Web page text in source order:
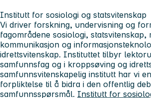
Institutt for sosiologi og statsvitenskap
Vi driver forskning, undervisning og
fagområdene sosiologi, statsvitenskap,
kommunikasjon og
idrettsvitenskap. Instituttet tilbyr
samfunnsfag og i kroppsøving og
samfunnsvitenskapelig institutt har vi
forpliktelse til å bidra i den offentlig
samfunnsspørsmål. Institutt for